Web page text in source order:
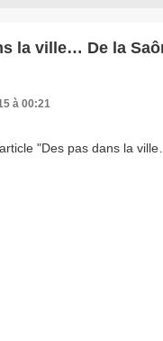
la ville… De la
à 00:21